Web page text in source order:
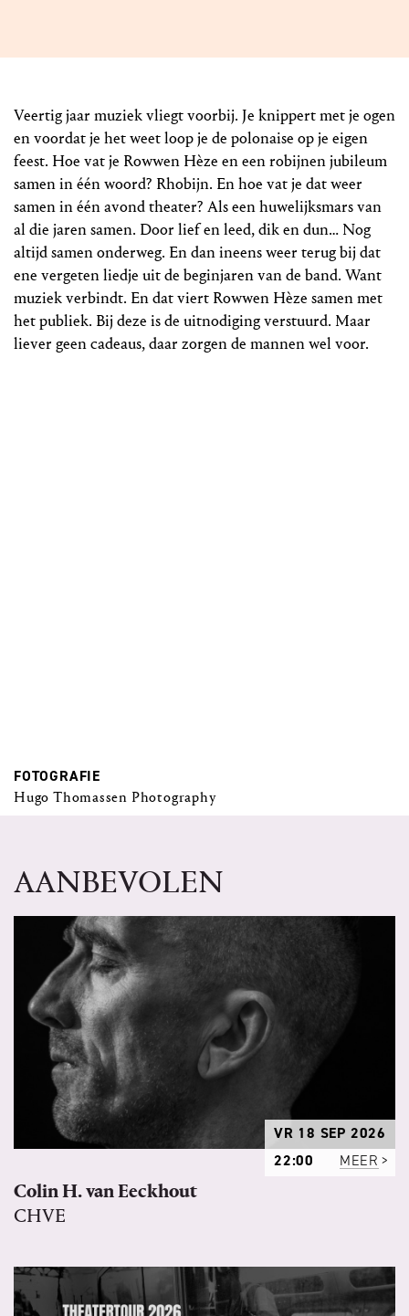
Veertig jaar muziek vliegt voorbij. Je knippert met je ogen
en voordat je het weet loop je de polonaise op je eigen
feest. Hoe vat je Rowwen Hèze en een robijnen jubileum
samen in één woord? Rhobijn. En hoe vat je dat weer
samen in één avond theater? Als een huwelijksmars van
al die jaren samen. Door lief en leed, dik en dun… Nog
altijd samen onderweg. En dan ineens weer terug bij dat
ene vergeten liedje uit de beginjaren van de band. Want
muziek verbindt. En dat viert Rowwen Hèze samen met
het publiek. Bij deze is de uitnodiging verstuurd. Maar
liever geen cadeaus, daar zorgen de mannen wel voor.
FOTOGRAFIE
Hugo Thomassen Photography
AANBEVOLEN
VR 18 SEP 2026
22:00
MEER
Colin H. van Eeckhout
CHVE